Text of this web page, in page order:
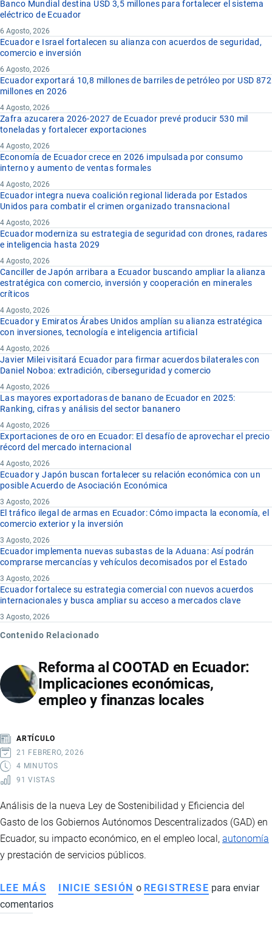
Banco Mundial destina USD 3,5 millones para fortalecer el sistema
eléctrico de Ecuador
6 Agosto, 2026
Ecuador e Israel fortalecen su alianza con acuerdos de seguridad,
comercio e inversión
6 Agosto, 2026
Ecuador exportará 10,8 millones de barriles de petróleo por USD 872
millones en 2026
4 Agosto, 2026
Zafra azucarera 2026-2027 de Ecuador prevé producir 530 mil
toneladas y fortalecer exportaciones
4 Agosto, 2026
Economía de Ecuador crece en 2026 impulsada por consumo
interno y aumento de ventas formales
4 Agosto, 2026
Ecuador integra nueva coalición regional liderada por Estados
Unidos para combatir el crimen organizado transnacional
4 Agosto, 2026
Ecuador moderniza su estrategia de seguridad con drones, radares
e inteligencia hasta 2029
4 Agosto, 2026
Canciller de Japón arribara a Ecuador buscando ampliar la alianza
estratégica con comercio, inversión y cooperación en minerales
críticos
4 Agosto, 2026
Ecuador y Emiratos Árabes Unidos amplían su alianza estratégica
con inversiones, tecnología e inteligencia artificial
4 Agosto, 2026
Javier Milei visitará Ecuador para firmar acuerdos bilaterales con
Daniel Noboa: extradición, ciberseguridad y comercio
4 Agosto, 2026
Las mayores exportadoras de banano de Ecuador en 2025:
Ranking, cifras y análisis del sector bananero
4 Agosto, 2026
Exportaciones de oro en Ecuador: El desafío de aprovechar el precio
récord del mercado internacional
4 Agosto, 2026
Ecuador y Japón buscan fortalecer su relación económica con un
posible Acuerdo de Asociación Económica
3 Agosto, 2026
El tráfico ilegal de armas en Ecuador: Cómo impacta la economía, el
comercio exterior y la inversión
3 Agosto, 2026
Ecuador implementa nuevas subastas de la Aduana: Así podrán
comprarse mercancías y vehículos decomisados por el Estado
3 Agosto, 2026
Ecuador fortalece su estrategia comercial con nuevos acuerdos
internacionales y busca ampliar su acceso a mercados clave
3 Agosto, 2026
Contenido Relacionado
Reforma al COOTAD en Ecuador:
Implicaciones económicas,
empleo y finanzas locales
ARTÍCULO
21 FEBRERO, 2026
4 MINUTOS
91 VISTAS
Análisis de la nueva Ley de Sostenibilidad y Eficiencia del
Gasto de los Gobiernos Autónomos Descentralizados (GAD) en
Ecuador, su impacto económico, en el empleo local, autonomía
y prestación de servicios públicos.
LEE MÁS SOBRE
REFORMA
INICIE SESIÓN o REGISTRESE para enviar
comentarios